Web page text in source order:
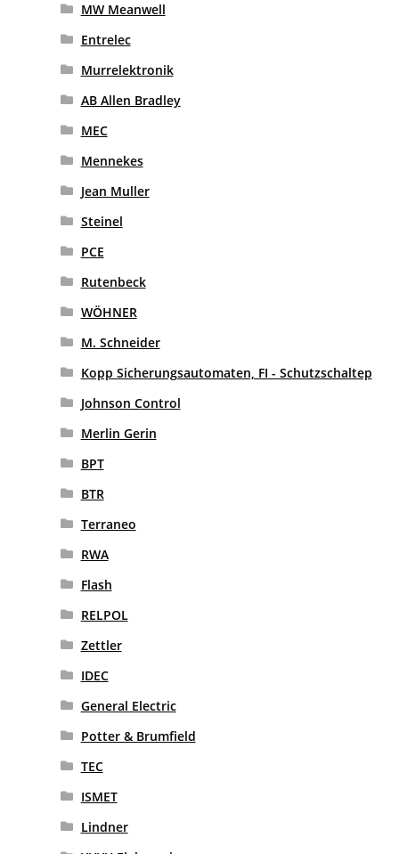
MW Meanwell
Entrelec
Murrelektronik
AB Allen Bradley
MEC
Mennekes
Jean Muller
Steinel
PCE
Rutenbeck
WÖHNER
M. Schneider
Kopp Sicherungsautomaten, FI - Schutzschaltep
Johnson Control
Merlin Gerin
BPT
BTR
Terraneo
RWA
Flash
RELPOL
Zettler
IDEC
General Electric
Potter & Brumfield
TEC
ISMET
Lindner